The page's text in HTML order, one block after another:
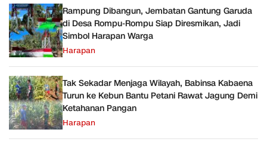
Rampung Dibangun, Jembatan Gantung Garuda
di Desa Rompu-Rompu Siap Diresmikan, Jadi
Simbol Harapan Warga
Harapan
Tak Sekadar Menjaga Wilayah, Babinsa Kabaena
Turun ke Kebun Bantu Petani Rawat Jagung Demi
Ketahanan Pangan
Harapan